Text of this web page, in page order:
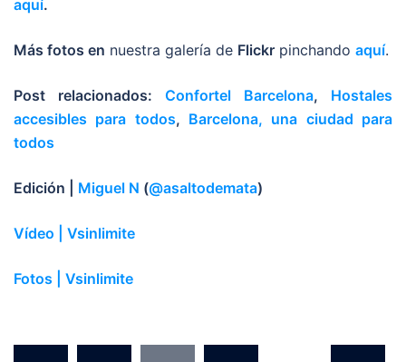
aquí.
Más fotos en nuestra galería de Flickr pinchando aquí.
Post relacionados: Confortel Barcelona, Hostales
accesibles para todos, Barcelona, una ciudad para
todos
Edición | Miguel N (@asaltodemata)
Vídeo | Vsinlimite
Fotos | Vsinlimite